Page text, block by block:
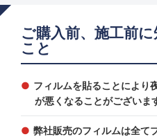
ご購入前、施工前
こと
フィルムを貼ることにより
が悪くなることがございま
弊社販売のフィルムは全て